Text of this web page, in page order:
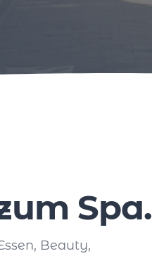
Spa.
Beauty,